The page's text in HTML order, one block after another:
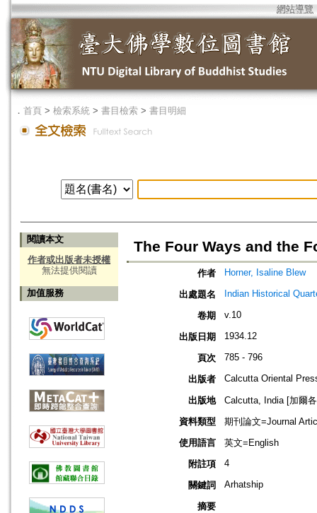
網站導覽
． 首頁 > 檢索系統 > 書目檢索 > 書目明細
閱讀本文
作者或出版者未授權
無法提供閱讀
加值服務
The Four Ways and the
作者 Horner, Isaline Blew
出處題名 Indian Historical
卷期 v.10
出版日期 1934.12
頁次 785 - 796
出版者 Calcutta Oriental
出版地
Calcutta, India [加爾
資料類型
期刊論文=Journal
使用語言
英文=English
附註項
4
關鍵詞 Arhatship
摘要